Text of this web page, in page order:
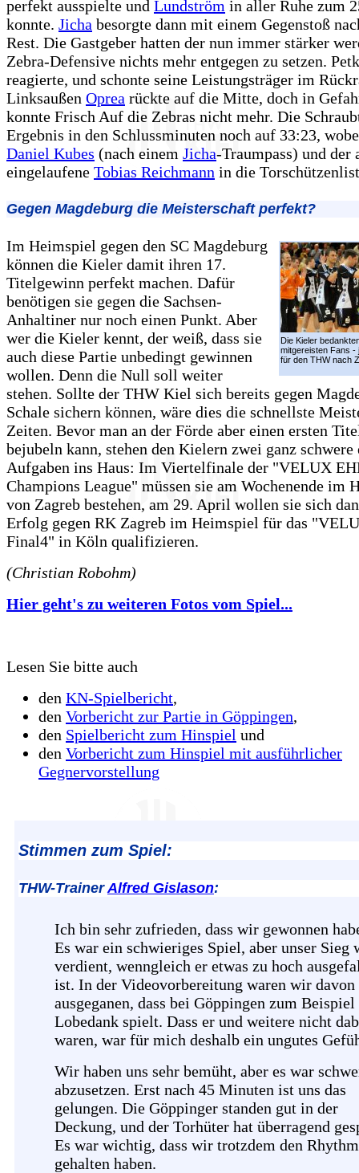
perfekt ausspielte und Lundström in aller Ruhe zum
konnte. Jicha besorgte dann mit einem Gegenstoß
Rest. Die Gastgeber hatten der nun immer stärker
Zebra-Defensive nichts mehr entgegen zu setzen.
reagierte, und schonte seine Leistungsträger im
Linksaußen Oprea rückte auf die Mitte, doch in
konnte Frisch Auf die Zebras nicht mehr. Die
Ergebnis in den Schlussminuten noch auf 33:23,
Daniel Kubes (nach einem Jicha-Traumpass) und der
eingelaufene Tobias Reichmann in die
Gegen Magdeburg die Meisterschaft perfekt?
Die Kieler
mitgereisten Fans -
für den THW nach
Im Heimspiel gegen den SC Magdeburg
können die Kieler damit ihren 17.
Titelgewinn perfekt machen. Dafür
benötigen sie gegen die Sachsen-
Anhaltiner nur noch einen Punkt. Aber
wer die Kieler kennt, der weiß, dass sie
auch diese Partie unbedingt gewinnen
wollen. Denn die Null soll weiter
stehen. Sollte der THW Kiel sich bereits gegen
Schale sichern können, wäre dies die schnellste
Zeiten. Bevor man an der Förde aber einen ersten
bejubeln kann, stehen den Kielern zwei ganz schwere
Aufgaben ins Haus: Im Viertelfinale der "VELUX
Champions League" müssen sie am Wochenende im
von Zagreb bestehen, am 29. April wollen sie sich
Erfolg gegen RK Zagreb im Heimspiel für das
Final4" in Köln qualifizieren.
(Christian Robohm)
Hier geht's zu weiteren Fotos vom Spiel...
Lesen Sie bitte auch
den KN-Spielbericht,
den Vorbericht zur Partie in Göppingen,
den Spielbericht zum Hinspiel und
den Vorbericht zum Hinspiel mit ausführlicher
Gegnervorstellung
Stimmen zum Spiel:
THW-TrainerAlfred Gislason:
Ich bin sehr zufrieden, dass wir gewonnen
Es war ein schwieriges Spiel, aber unser Sieg
verdient, wenngleich er etwas zu hoch
ist. In der Videovorbereitung waren wir davon
ausgeganen, dass bei Göppingen zum
Lobedank spielt. Dass er und weitere nicht
waren, war für mich deshalb ein ungutes
Wir haben uns sehr bemüht, aber es war
abzusetzen. Erst nach 45 Minuten ist uns das
gelungen. Die Göppinger standen gut in der
Deckung, und der Torhüter hat überragend
Es war wichtig, dass wir trotzdem den
gehalten haben.